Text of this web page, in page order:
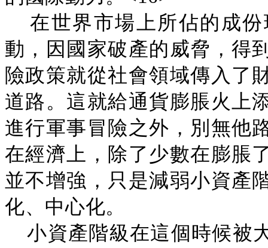
在世界市場上所佔的成
動，因國家破產的威脅，得
險政策就從社會領域傳入了
道路。這就給通貨膨脹火上
進行軍事冒險之外，別無他
在經濟上，除了少數在膨脹
並不增強，只是減弱小資產
化、中心化。
小資產階級在這個時候被